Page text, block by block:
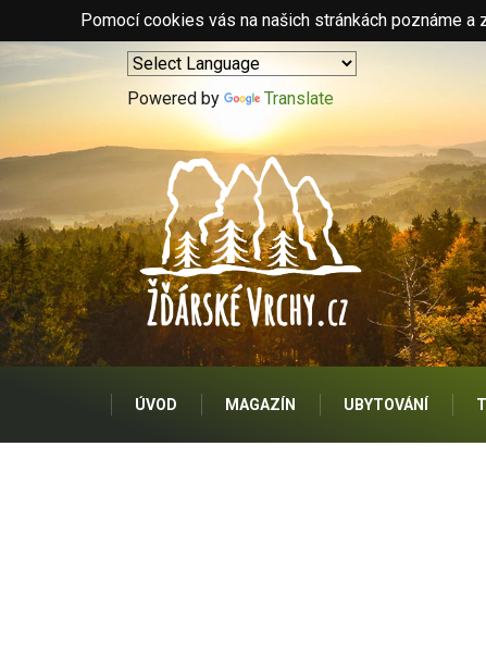
Pomocí cookies vás na našich stránkách poznáme
Powered by Translate
ÚVOD MAGAZÍN UBYTOVÁNÍ